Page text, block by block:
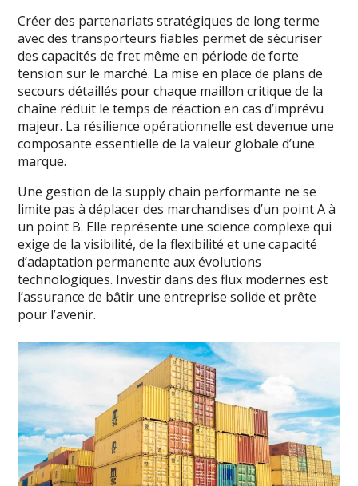
Créer des partenariats stratégiques de long terme
avec des transporteurs fiables permet de sécuriser
des capacités de fret même en période de forte
tension sur le marché. La mise en place de plans de
secours détaillés pour chaque maillon critique de la
chaîne réduit le temps de réaction en cas d’imprévu
majeur. La résilience opérationnelle est devenue une
composante essentielle de la valeur globale d’une
marque.
Une gestion de la supply chain performante ne se
limite pas à déplacer des marchandises d’un point A à
un point B. Elle représente une science complexe qui
exige de la visibilité, de la flexibilité et une capacité
d’adaptation permanente aux évolutions
technologiques. Investir dans des flux modernes est
l’assurance de bâtir une entreprise solide et prête
pour l’avenir.